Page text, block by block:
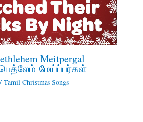
Meitpergal –
மேய்ப்பர்கள்
/ Tamil Christmas Songs